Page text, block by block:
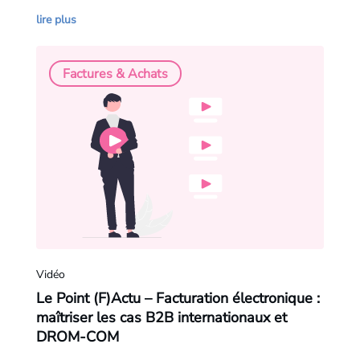
lire plus
Vidéo
Le Point (F)Actu – Facturation électronique :
maîtriser les cas B2B internationaux et
DROM-COM
Factures & Achats